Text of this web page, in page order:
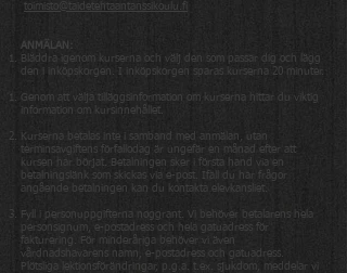
toimisto@taidetehtaantanssikoulu.fi
ANMÄLAN:
Bläddra igenom kurserna och välj den som passar dig och lägg
den i inköpskorgen. I inköpskorgen sparas kurserna 20 minuter.
Genom att välja tilläggsinformation om kurserna hittar du viktig
information om kursinnehållet.
Kurserna betalas inte i samband med anmälan, utan
terminsavgiftens förfallodag är ungefär en månad efter att
kursen har börjat. Betalningen sker i första hand via en
betalningslänk som skickas via e-post. Ifall du har frågor
angående betalningen kan du kontakta elevkansliet.
Fyll i personuppgifterna noggrant. Vi behöver betalarens hela
personsignum, e-postadress och hela gatuadress för
fakturering. För minderåriga behöver vi även
vårdnadshavarens namn, e-postadress och gatuadress.
Plötsliga lektionsförändringar, p.g.a. t.ex. sjukdom, meddelar vi